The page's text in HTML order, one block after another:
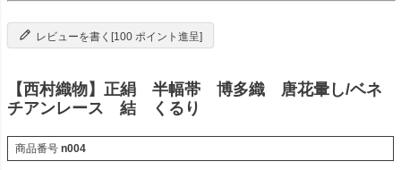
レビューを書く[100 ポイント進呈]
【西村織物】正絹 半幅帯 博多織 唐花暈し/ベネ
チアンレース 結 くるり
商品番号 n004